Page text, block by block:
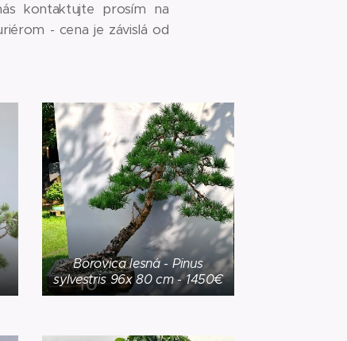
kontaktujte prosím na
- cena je závislá od
Borovica lesná - Pinus
sylvestris 96x 80 cm - 1450€